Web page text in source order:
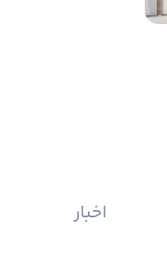
اخبار